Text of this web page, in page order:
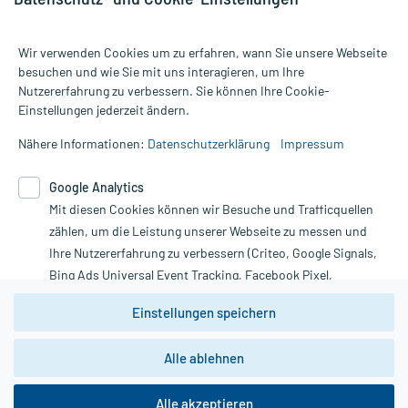
Alle Preise gelten inkl. MwSt., ggf. zzgl. Versandkosten
Informationen auf dieser Website werden ausschließlich für
die Untersuchung und Behandlung durch einen Arzt. Bitte
Therapien eingeleitet werden können. | Diese Webseite benutzt
Google Analytics. Lesen Sie bitte dazu die wichtigen Hinweise in
unserer Datenschutzerklärung. Für den Widerruf einer Bestellung
nutzen Sie das Formular:
Vertrag widerrufen
*Hinweise zu unseren Aktionen und Bewertungen
Wir verwenden Cookies um zu erfahren, wann Sie unsere Webseite
besuchen und wie Sie mit uns interagieren, um Ihre
Nutzererfahrung zu verbessern. Sie können Ihre Cookie-
Einstellungen jederzeit ändern.
Nähere Informationen: Datenschutzerklärung Impressum
Google Analytics
Mit diesen Cookies können wir Besuche und Trafficquellen
zählen, um die Leistung unserer Webseite zu messen und
Ihre Nutzererfahrung zu verbessern (Criteo, Google Signals,
Bing Ads Universal Event Tracking, Facebook Pixel,
Youtube-Social Plugin).
Wir weisen darauf hin, dass die
zwingend den Europäischen Anforderungen gem. EU-
DSGVO genügen und ein Datentransfer in Drittstaaten bzw.
Einstellungen speichern
Alle ablehnen
Alle akzeptieren